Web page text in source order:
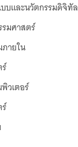
บและนวัตกรรมดิจิทัล
มศาสตร์
ายใน
วเตอร์